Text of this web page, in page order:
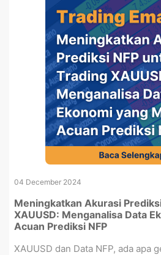
04 December 2024
Meningkatkan Akurasi
XAUUSD: Menganalisa Data
Acuan Prediksi NFP
XAUUSD dan Data NFP, ada apa